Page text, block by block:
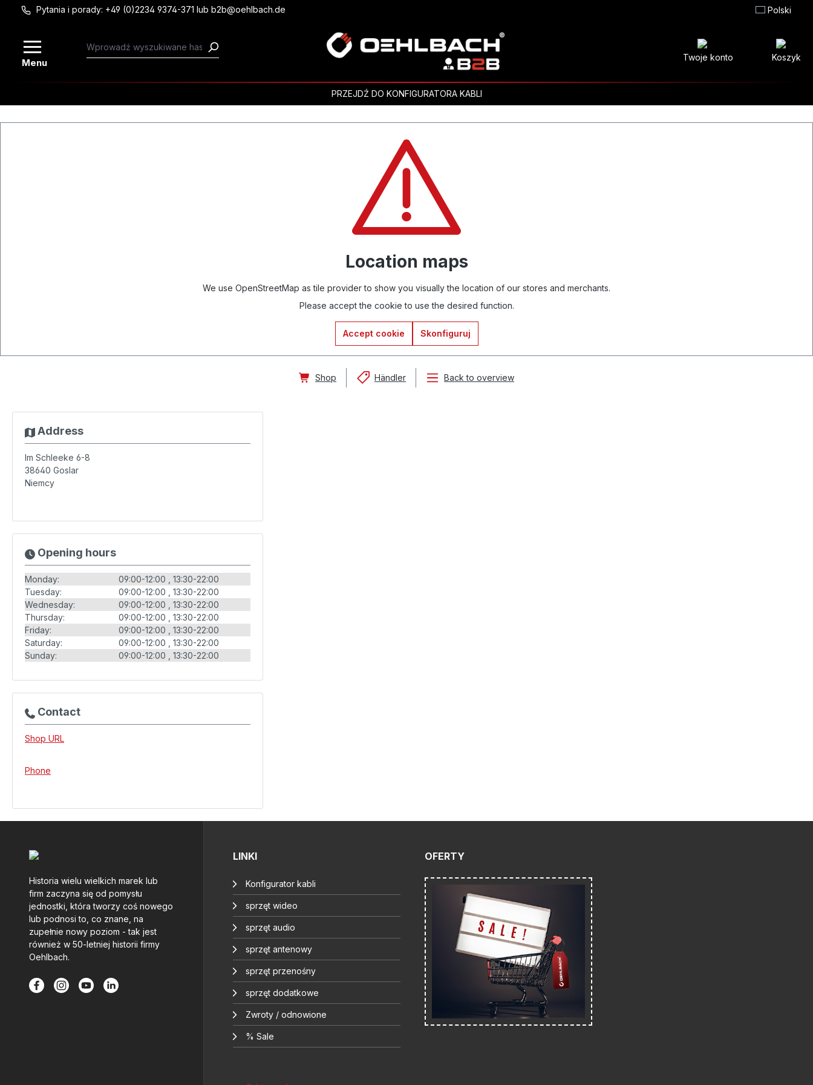
Przejdź do głównej zawartości
Pytania i porady: +49 (0)2234 9374-371 lub b2b@oehlbach.de Polski
Menu Twoje konto Koszyk
PRZEJDŹ DO KONFIGURATORA KABLI
Location maps
We use OpenStreetMap as tile provider to show you visually the location of our stores and merchants.
Please accept the cookie to use the desired function.
Accept cookie Skonfiguruj
Shop Händler Back to overview
Address
Im Schleeke 6-8
38640 Goslar
Niemcy
Opening hours
Monday: 09:00-12:00
13:30-22:00
Tuesday:
09:00-12:00
13:30-22:00
Wednesday:
09:00-12:00
13:30-22:00
Thursday:
09:00-12:00
13:30-22:00
Friday:
09:00-12:00
13:30-22:00
Saturday:
09:00-12:00
13:30-22:00
Sunday:
09:00-12:00 13:30-22:00
Contact
Shop URL
Phone
Historia wielu wielkich marek lub
firm zaczyna się od pomysłu
jednostki, która tworzy coś nowego
lub podnosi to, co znane, na
zupełnie nowy poziom - tak jest
również w 50-letniej historii firmy
Oehlbach.
LINKI
Konfigurator kabli
sprzęt wideo
sprzęt audio
sprzęt antenowy
sprzęt przenośny
sprzęt dodatkowe
Zwroty / odnowione
% Sale
OFERTY